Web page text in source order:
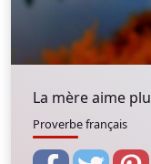
La mère aime
Proverbe français